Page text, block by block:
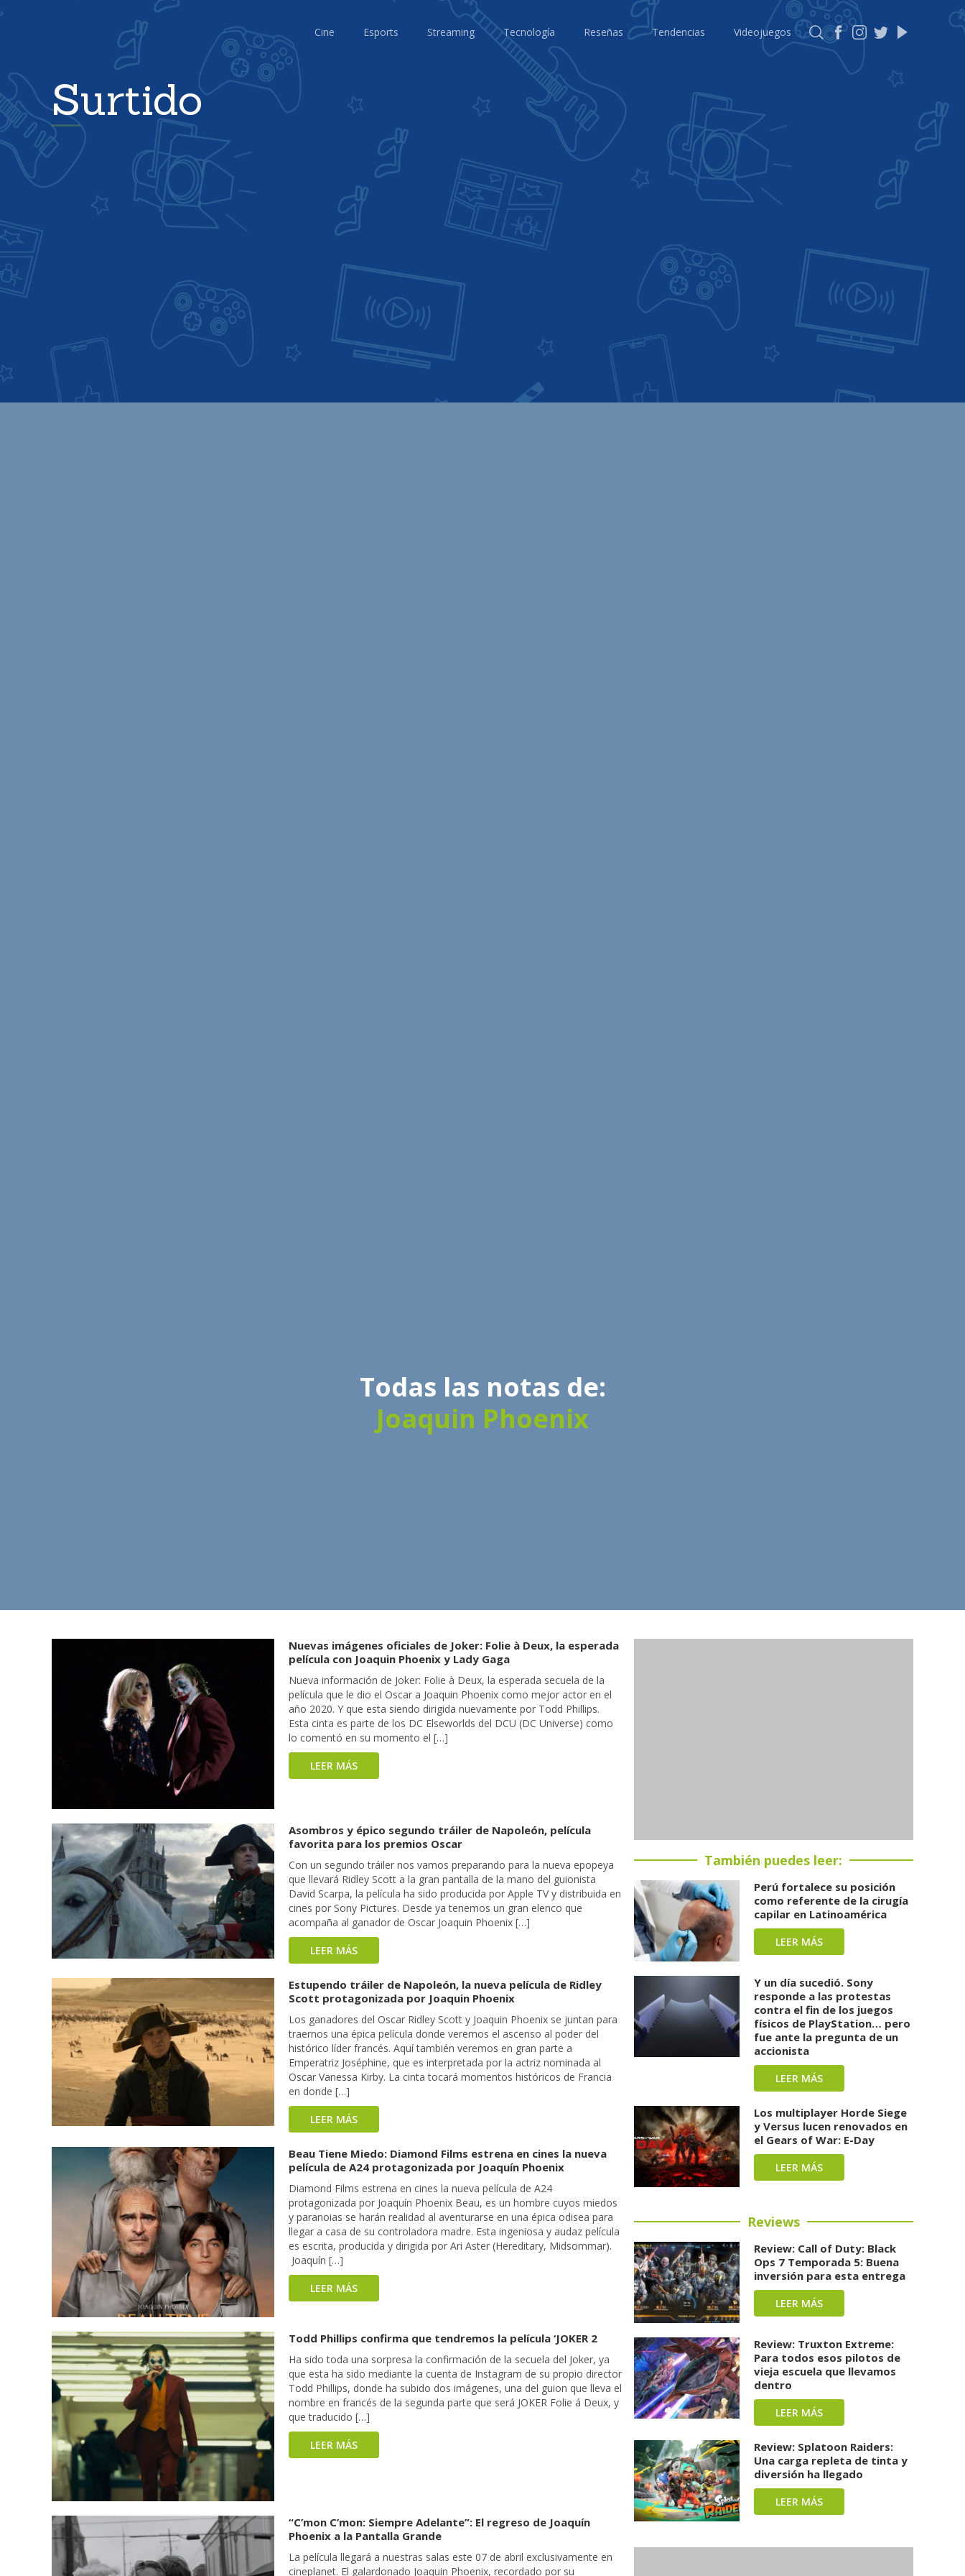
Cine Esports Streaming Tecnología Reseñas Tendencias Videojuegos
Surtido
Todas las notas de:
Joaquin Phoenix
Nuevas imágenes oficiales de Joker: Folie à Deux, la esperada
película con Joaquin Phoenix y Lady Gaga
Nueva información de Joker: Folie à Deux, la esperada secuela de la
película que le dio el Oscar a Joaquin Phoenix como mejor actor en el
año 2020. Y que esta siendo dirigida nuevamente por Todd Phillips.
Esta cinta es parte de los DC Elseworlds del DCU (DC Universe) como
lo comentó en su momento el […]
LEER MÁS
Asombros y épico segundo tráiler de Napoleón, película
favorita para los premios Oscar
Con un segundo tráiler nos vamos preparando para la nueva epopeya
que llevará Ridley Scott a la gran pantalla de la mano del guionista
David Scarpa, la película ha sido producida por Apple TV y distribuida en
cines por Sony Pictures. Desde ya tenemos un gran elenco que
acompaña al ganador de Oscar Joaquin Phoenix […]
LEER MÁS
Estupendo tráiler de Napoleón, la nueva película de Ridley
Scott protagonizada por Joaquin Phoenix
Los ganadores del Oscar Ridley Scott y Joaquin Phoenix se juntan para
traernos una épica película donde veremos el ascenso al poder del
histórico líder francés. Aquí también veremos en gran parte a
Emperatriz Joséphine, que es interpretada por la actriz nominada al
Oscar Vanessa Kirby. La cinta tocará momentos históricos de Francia
en donde […]
LEER MÁS
Beau Tiene Miedo: Diamond Films estrena en cines la nueva
película de A24 protagonizada por Joaquín Phoenix
Diamond Films estrena en cines la nueva película de A24
protagonizada por Joaquín Phoenix Beau, es un hombre cuyos miedos
y paranoias se harán realidad al aventurarse en una épica odisea para
llegar a casa de su controladora madre. Esta ingeniosa y audaz película
es escrita, producida y dirigida por Ari Aster (Hereditary, Midsommar).
Joaquín […]
LEER MÁS
Todd Phillips confirma que tendremos la película ‘JOKER 2
Ha sido toda una sorpresa la confirmación de la secuela del Joker, ya
que esta ha sido mediante la cuenta de Instagram de su propio director
Todd Phillips, donde ha subido dos imágenes, una del guion que lleva el
nombre en francés de la segunda parte que será JOKER Folie á Deux, y
que traducido […]
LEER MÁS
“C’mon C’mon: Siempre Adelante”: El regreso de Joaquín
Phoenix a la Pantalla Grande
La película llegará a nuestras salas este 07 de abril exclusivamente en
cineplanet. El galardonado Joaquin Phoenix, recordado por su
También puedes leer:
Perú fortalece su posición
como referente de la cirugía
capilar en Latinoamérica
LEER MÁS
Y un día sucedió. Sony
responde a las protestas
contra el fin de los juegos
físicos de PlayStation… pero
fue ante la pregunta de un
accionista
LEER MÁS
Los multiplayer Horde Siege
y Versus lucen renovados en
el Gears of War: E-Day
LEER MÁS
Reviews
Review: Call of Duty: Black
Ops 7 Temporada 5: Buena
inversión para esta entrega
LEER MÁS
Review: Truxton Extreme:
Para todos esos pilotos de
vieja escuela que llevamos
dentro
LEER MÁS
Review: Splatoon Raiders:
Una carga repleta de tinta y
diversión ha llegado
LEER MÁS